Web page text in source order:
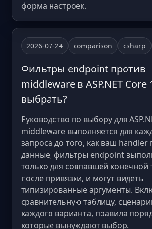
форма настроек.
2026-07-24 comparison csharp
Фильтры endpoint против
middleware в ASP.NET Core
выбрать?
Руководство по выбору для
middleware выполняется для
запроса до того, как ваш handler
данные, фильтры endpoint
только для совпавшей конечной
после привязки, и могут видеть
типизированные аргументы.
сравнительную таблицу,
каждого варианта, правила
которые вынуждают выбор.